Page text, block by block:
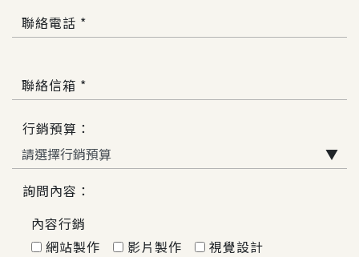
聯絡電話 *
聯絡信箱 *
行銷預算：
▼
詢問內容：
內容行銷
網站製作
影片製作
視覺設計